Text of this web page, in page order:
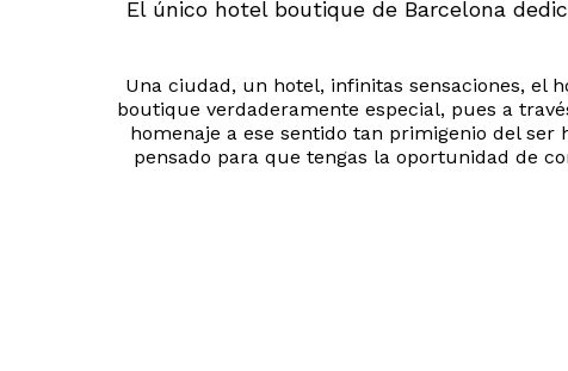
El único hotel boutique de Barcelona
Una ciudad, un hotel, infinitas sensaciones, el
boutique verdaderamente especial, pues a
homenaje a ese sentido tan primigenio del ser
pensado para que tengas la oportunidad de